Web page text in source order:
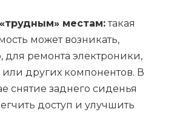
местам:такая
может возникать,
для ремонта электроники,
других компонентов. В
снятие заднего сиденья
доступ и улучшить